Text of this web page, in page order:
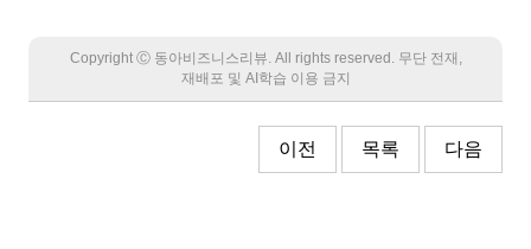
Copyright Ⓒ 동아비즈니스리뷰. All rights reserved. 무단 전재,
재배포 및 AI학습 이용 금지
이전 목록 다음